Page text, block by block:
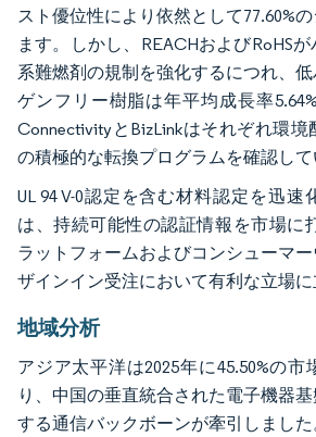
スト優位性により依然として77.60%
ます。しかし、REACHおよびRoHS
系難燃剤の規制を強化するにつれ、
ゲンフリー樹脂は年平均成長率
ConnectivityとBizLinkはそれぞれ環
の積極的な転換プログラムを確認して
UL 94 V-0認定を含む材料認定を迅
は、持続可能性の認証情報を市場に
ラットフォームおよびコンシューマ
ザインイン受注において有利な立場に
地域分析
アジア太平洋は2025年に45.50%の
り、中国の垂直統合された電子機器
する通信バックボーンが牽引しまし